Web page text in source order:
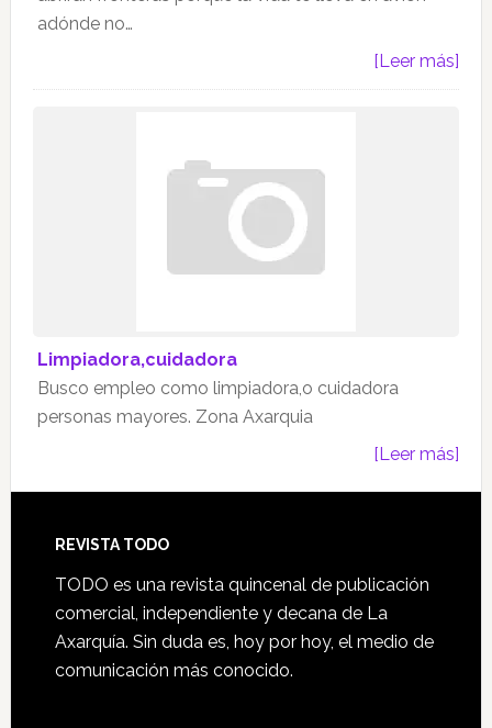
adónde no…
[Leer más]
Limpiadora,cuidadora
Busco empleo como limpiadora,o cuidadora
personas mayores. Zona Axarquia
[Leer más]
Footer
REVISTA TODO
TODO es una revista quincenal de publicación
comercial, independiente y decana de La
Axarquía. Sin duda es, hoy por hoy, el medio de
comunicación más conocido.